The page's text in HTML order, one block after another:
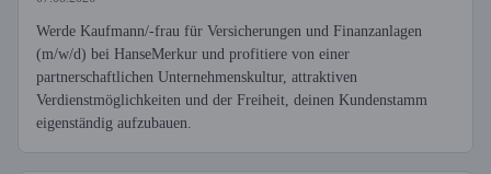
Werde Kaufmann/-frau für Versicherungen und Finanzanlagen
(m/w/d) bei HanseMerkur und profitiere von einer
partnerschaftlichen Unternehmenskultur, attraktiven
Verdienstmöglichkeiten und der Freiheit, deinen Kundenstamm
eigenständig aufzubauen.